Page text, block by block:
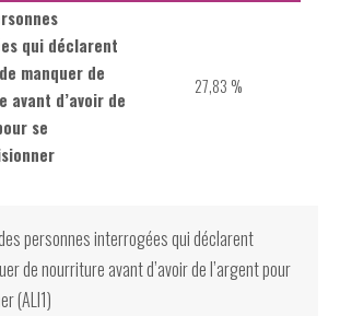
qui déclarent
manquer de
avant d’avoir de
se
27,83 %
personnes interrogées qui déclarent
de nourriture avant d’avoir de l’argent pour
(ALI1)